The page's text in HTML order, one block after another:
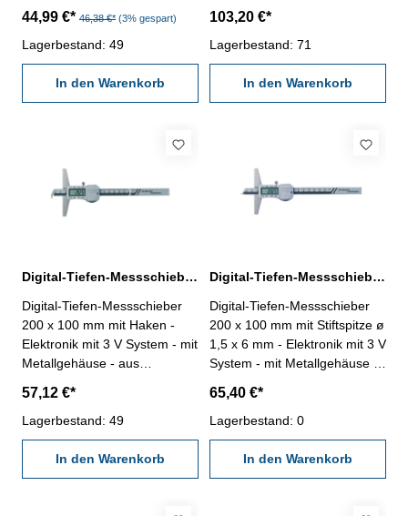
Genauigkeit 0,03 mm, DIN
862 - mit Ein/Aus-, Null-, Unit-
und Hold-Taste - mit RS 232C-
Schnittstelle, Datenausgang
RB 5 - im Behältnis/Kasten
44,99 €* 46,38 €* (3% gespart)
Lagerbestand: 49
In den Warenkorb
INC-, HOLD und Null/ON-
Taste - Ablesung 0,01 mm /
0,0005", umschaltbar -
Genauigkeit 0,03 mm -
Brückenlänge 100 mm - im
103,20 €*
Lagerbestand: 71
In den Warenkorb
Digital-Tiefen-Messschieber 200 x 100 mm mit Haken DIN 862
Digital-Tiefen-Messschieber
200 x 100 mm mit Haken -
Elektronik mit 3 V System - mit
Metallgehäuse - aus
Ablesung 0,01 mm / 0,0005" -
Genauigkeit DIN 862 - mit
Ein/Aus-, Null-, Unit- und Hold-
Taste - mit RS 232C-
Schnittstelle, Datenausgang
57,12 €*
Lagerbestand: 49
In den Warenkorb
Digital-Tiefen-Messschieber 200 x 100 mm mit Stiftspitze ø 1,5 mm DIN 862
Digital-Tiefen-Messschieber
200 x 100 mm mit Stiftspitze ø
1,5 x 6 mm - Elektronik mit 3 V
System - mit Metallgehäuse -
- Ablesung 0,01 mm / 0,0005"
- Genauigkeit DIN 862 - mit
Ein/Aus-, Null-, Unit- und Hold-
Taste - mit RS 232C-
Schnittstelle, Datenausgang
65,40 €*
Lagerbestand: 0
In den Warenkorb